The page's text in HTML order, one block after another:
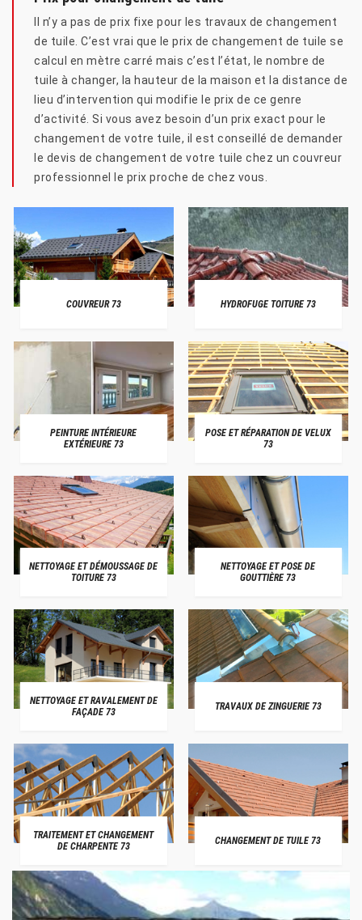
Il n’y a pas de prix fixe pour les travaux de changement
de tuile. C’est vrai que le prix de changement de tuile se
calcul en mètre carré mais c’est l’état, le nombre de
tuile à changer, la hauteur de la maison et la distance de
lieu d’intervention qui modifie le prix de ce genre
d’activité. Si vous avez besoin d’un prix exact pour le
changement de votre tuile, il est conseillé de demander
le devis de changement de votre tuile chez un couvreur
professionnel le prix proche de chez vous.
COUVREUR 73 HYDROFUGE TOITURE 73
PEINTURE INTÉRIEURE
EXTÉRIEURE 73
POSE ET RÉPARATION DE VELUX
73
NETTOYAGE ET DÉMOUSSAGE DE
TOITURE 73
NETTOYAGE ET POSE DE
GOUTTIÈRE 73
NETTOYAGE ET RAVALEMENT DE
FAÇADE 73
TRAVAUX DE ZINGUERIE 73
TRAITEMENT ET CHANGEMENT
DE CHARPENTE 73
CHANGEMENT DE TUILE 73